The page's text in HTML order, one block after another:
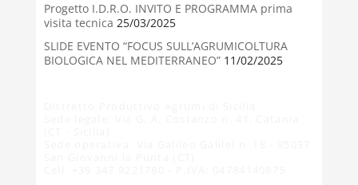
Progetto I.D.R.O. INVITO E PROGRAMMA prima
visita tecnica 25/03/2025
SLIDE EVENTO “FOCUS SULL’AGRUMICOLTURA
BIOLOGICA NEL MEDITERRANEO”11/02/2025